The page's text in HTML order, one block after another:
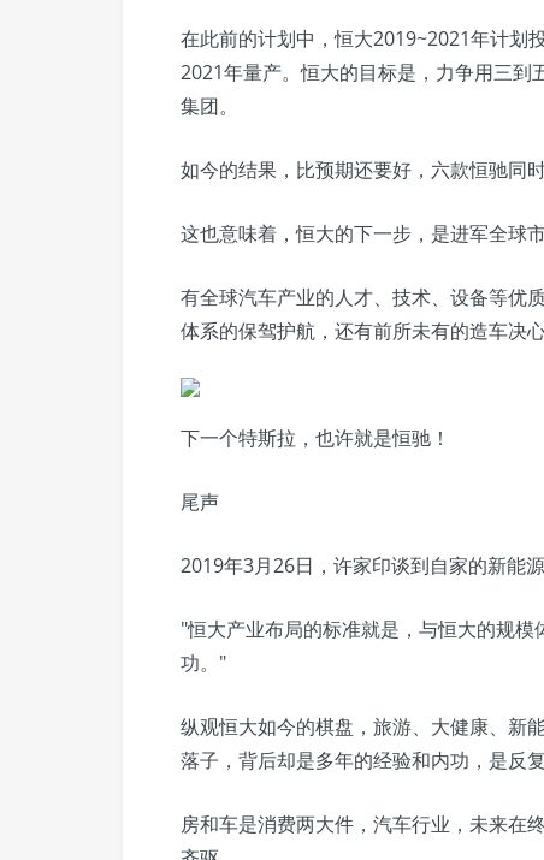
在此前的计划中，恒大2019~2021年计划
2021年量产。恒大的目标是，力争用三
集团。
如今的结果，比预期还要好，六款恒驰同
这也意味着，恒大的下一步，是进军全球市
有全球汽车产业的人才、技术、设备等优
体系的保驾护航，还有前所未有的造车决
下一个特斯拉，也许就是恒驰！
尾声
2019年3月26日，许家印谈到自家的新能
"恒大产业布局的标准就是，与恒大的规
功。"
纵观恒大如今的棋盘，旅游、大健康、新
落子，背后却是多年的经验和内功，是反
房和车是消费两大件，汽车行业，未来在